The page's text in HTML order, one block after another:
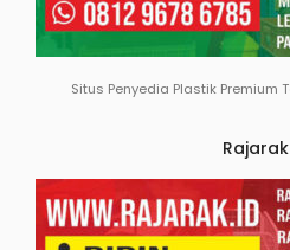
Situs Penyedia Plastik Premium